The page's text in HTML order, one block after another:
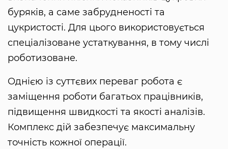
буряків, а саме забрудненості та
цукристості. Для цього використовується
спеціалізоване устаткування, в тому числі
роботизоване.
Однією із суттєвих переваг робота є
заміщення роботи багатьох працівників,
підвищення швидкості та якості аналізів.
Комплекс дій забезпечує максимальну
точність кожної операції.